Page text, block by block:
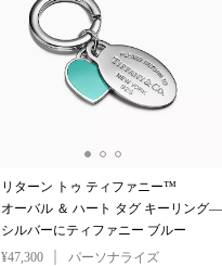
リターン トゥ ティファニー™
オーバル ＆ ハート タグ キーリング—
シルバーにティファニー ブルー
¥47,300
パーソナライズ